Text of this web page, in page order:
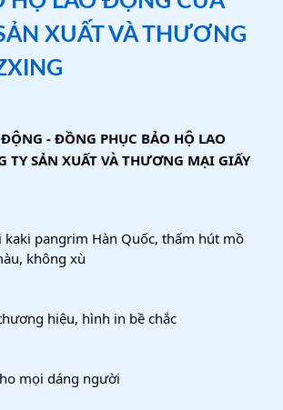
XUẤT VÀ THƯƠNG
- ĐỒNG PHỤC BẢO HỘ LAO
TY SẢN XUẤT VÀ THƯƠNG MẠI GIẤY
kaki pangrim Hàn Quốc, thấm hút mồ
không xù
hiệu, hình in bề chắc
mọi dáng người